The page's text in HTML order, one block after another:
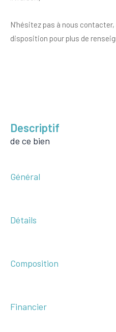
N’hésitez pas à nous
disposition pour plus de
descriptif
de ce bien
Général
Détails
Composition
Financier